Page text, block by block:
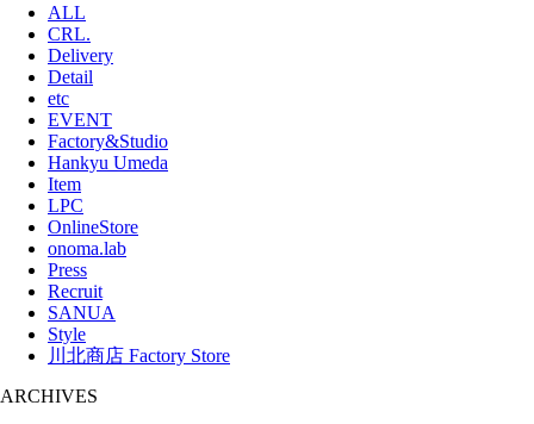
ALL
CRL.
Delivery
Detail
etc
EVENT
Factory&Studio
Hankyu Umeda
Item
LPC
OnlineStore
onoma.lab
Press
Recruit
SANUA
Style
川北商店 Factory Store
ARCHIVES